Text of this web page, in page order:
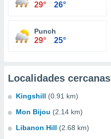
29° 26°
Punch
29° 25°
Localidades cercanas
Kingshill (0.91 km)
Mon Bijou (2.14 km)
Libanon Hill (2.68 km)